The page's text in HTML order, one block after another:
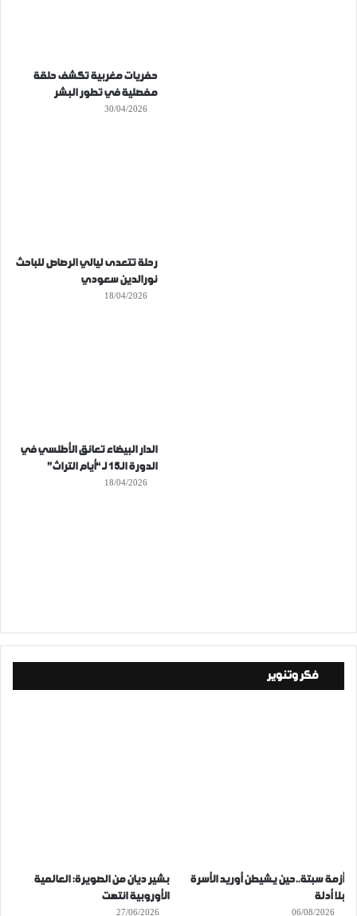
حفريات مغربية تكشف حلقة
مفصلية في تطور البشر
30/04/2026
رحلة تتعدى ليالي الرصاص للباحث
نورالدين سعودي
18/04/2026
الدار البيضاء تعانق الأطلسي في
الدورة الـ15 لـ “أيام التراث”
18/04/2026
فكر وتنوير
أزمة سبتة..حين يشيطن أوريد الأسرة
بلا أدلة
06/08/2026
بشير ديان من الصويرة: العالمية
الأوروبية انتهت
27/06/2026